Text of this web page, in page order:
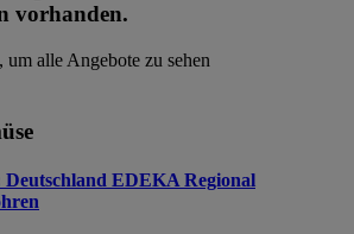
vorhanden.
alle Angebote zu sehen
Deutschland EDEKA Regional